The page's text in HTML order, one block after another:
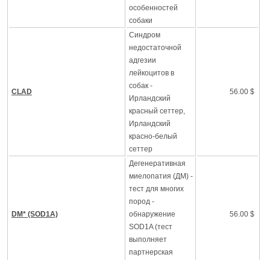
особенностей
собаки
CLAD
Синдром
недостаточной
адгезии
лейкоцитов в
собак -
Ирландский
красный сеттер,
Ирландский
красно-белый
сеттер
56.00 $
DM* (SOD1A)
Дегенеративная
миелопатия (ДМ) -
тест для многих
пород -
обнаружение
SOD1A (тест
выполняет
партнерская
56.00 $